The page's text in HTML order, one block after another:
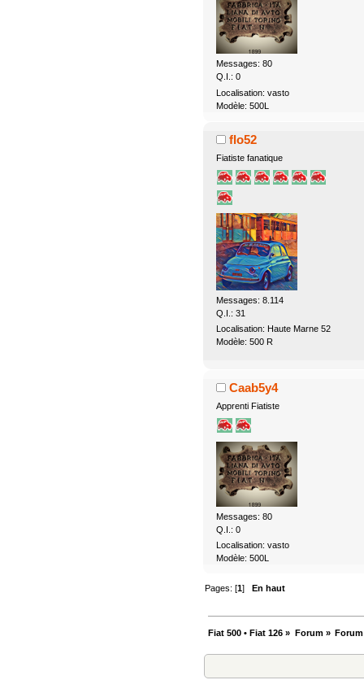
Messages: 80
Q.I.: 0
Localisation: vasto
Modèle: 500L
flo52
Fiatiste fanatique
Messages: 8.114
Q.I.: 31
Localisation: Haute Marne 52
Modèle: 500 R
Caab5y4
Apprenti Fiatiste
Messages: 80
Q.I.: 0
Localisation: vasto
Modèle: 500L
Pages: [1]En haut
Fiat 500 • Fiat 126 » Forum»